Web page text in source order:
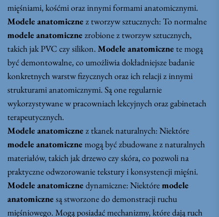
mięśniami, kośćmi oraz innymi formami anatomicznymi.
Modele anatomiczne z tworzyw sztucznych: To normalne
modele anatomiczne zrobione z tworzyw sztucznych,
takich jak PVC czy silikon. Modele anatomiczne te mogą
być demontowalne, co umożliwia dokładniejsze badanie
konkretnych warstw fizycznych oraz ich relacji z innymi
strukturami anatomicznymi. Są one regularnie
wykorzystywane w pracowniach lekcyjnych oraz gabinetach
terapeutycznych.
Modele anatomiczne z tkanek naturalnych: Niektóre
modele anatomiczne mogą być zbudowane z naturalnych
materiałów, takich jak drzewo czy skóra, co pozwoli na
praktyczne odwzorowanie tekstury i konsystencji mięśni.
Modele anatomiczne dynamiczne: Niektóremodele
anatomiczne są stworzone do demonstracji ruchu
mięśniowego. Mogą posiadać mechanizmy, które dają ruch